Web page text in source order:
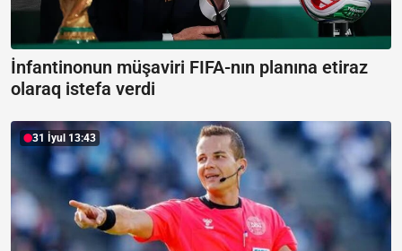
İnfantinonun müşaviri FIFA-nın planına etiraz
olaraq istefa verdi
31 İyul 13:43